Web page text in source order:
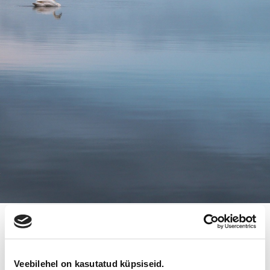
Veebilehel on kasutatud küpsiseid.
BLOGI